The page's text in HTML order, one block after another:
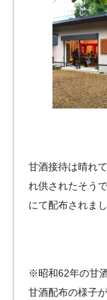
甘酒接待は晴れ
れ供されたそう
にて配布されまし
※昭和62年の甘
甘酒配布の様子が